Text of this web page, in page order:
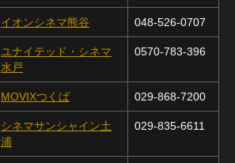
イオンシネマ熊谷 048-526-0707
ユナイテッド・シネマ
水戸
0570-783-396
MOVIXつくば 029-868-7200
シネマサンシャイン土
浦
029-835-6611